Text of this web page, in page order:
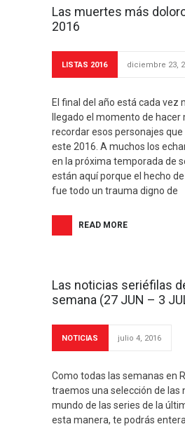
Las muertes más
2016
LISTAS 2016 diciembre 23,
El final del año está cada vez
llegado el momento de hacer
recordar esos personajes
este 2016. A muchos los
en la próxima temporada de
están aquí porque el hecho
fue todo un trauma digno de
READ MORE
Las noticias seriéfilas
semana (27 JUN – 3
NOTICIAS julio 4, 2016
Como todas las semanas en
traemos una selección de las
mundo de las series de la
esta manera, te podrás